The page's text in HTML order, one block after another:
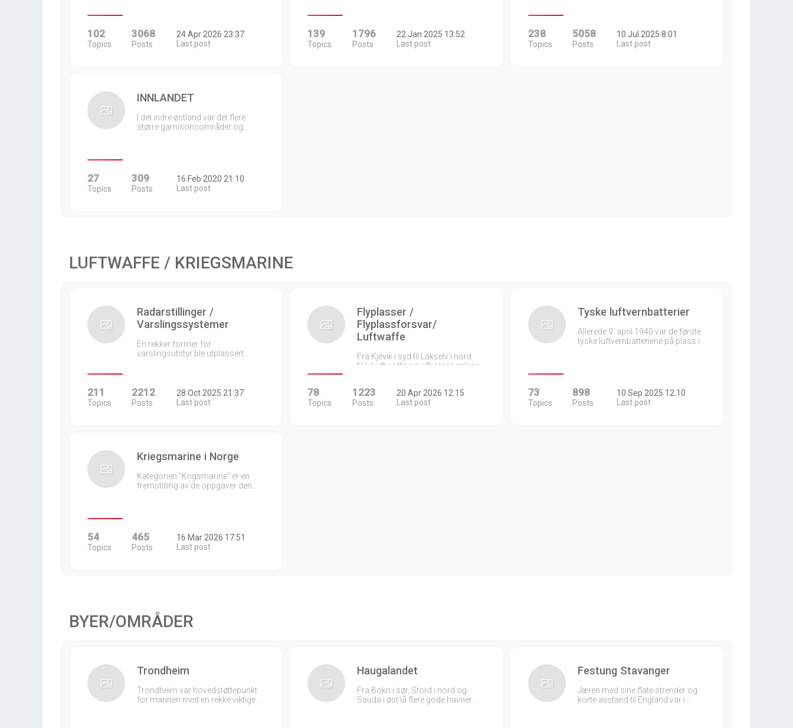
102
Topics
3068
Posts
24 Apr 2026 23:37
Last post
139
Topics
1796
Posts
22 Jan 2025 13:52
Last post
238
Topics
5058
Posts
10 Jul 2025 8:01
Last post
INNLANDET
I det indre østland var det flere
større garnisonsområder og…
27
Topics
309
Posts
16 Feb 2020 21:10
Last post
LUFTWAFFE / KRIEGSMARINE
Radarstillinger /
Varslingssystemer
En rekker former for
varslingsutstyr ble utplassert…
211
Topics
2212
Posts
28 Oct 2025 21:37
Last post
Flyplasser /
Flyplassforsvar/
Luftwaffe
Fra Kjevik i syd til Lakselv i nord
fikk Luftwaffe sine flyplassanlegg…
78
Topics
1223
Posts
20 Apr 2026 12:15
Last post
Tyske luftvernbatterier
Allerede 9. april 1940 var de første
tyske luftvernbatteriene på plass i…
73
Topics
898
Posts
10 Sep 2025 12:10
Last post
Kriegsmarine i Norge
Kategorien "Krigsmarine" er en
fremstilling av de oppgaver den…
54
Topics
465
Posts
16 Mar 2026 17:51
Last post
BYER/OMRÅDER
Trondheim
Trondheim var hovedstøttepunkt
for marinen med en rekke viktige…
Haugalandet
Fra Bokn i sør, Stord i nord og
Sauda i øst lå flere gode havner…
Festung Stavanger
Jæren med sine flate strender og
korte avstand til England var i…